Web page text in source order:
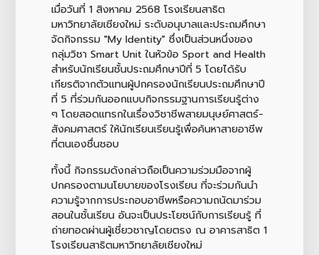
เมื่อวันที่ 1 สิงหาคม 2568 โรงเรียนสาธิต
มหาวิทยาลัยเชียงใหม่ ระดับอนุบาลและประถมศึกษา
จัดกิจกรรม "My Identity" ซึ่งเป็นส่วนหนึ่งของ
กลุ่มวิชา Smart Unit ในหัวข้อ Sport and Health
สำหรับนักเรียนชั้นประถมศึกษาปีที่ 5 โดยได้รับ
เกียรติจากตัวแทนผู้ปกครองนักเรียนประถมศึกษาปี
ที่ 5 ที่ร่วมกันออกแบบกิจกรรมฐานการเรียนรู้ต่าง
ๆ โดยสอดแทรกในเรื่องวิชาชีพสายมนุษย์ศาสตร์-
สังคมศาสตร์ ให้นักเรียนเรียนรู้เพื่อค้นหาสายอาชีพ
ที่ตนเองชื่นชอบ
ทั้งนี้ กิจกรรมดังกล่าวถือเป็นความร่วมมือจากผู้
ปกครองตามนโยบายของโรงเรียน ที่จะร่วมกันนำ
ความรู้จากการประกอบอาชีพหรือความถนัดมาร่วม
สอนในชั้นเรียน อันจะเป็นประโยชน์กับการเรียนรู้ ที่
ถ่ายทอดผ่านผู้เชี่ยวชาญโดยตรง ณ อาคารสาธิต 1
โรงเรียนสาธิตมหาวิทยาลัยเชียงใหม่